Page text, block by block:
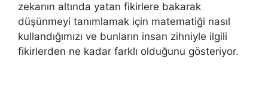
zekanın altında yatan fikirlere bakarak
düşünmeyi tanımlamak için matematiği nasıl
kullandığımızı ve bunların insan zihniyle ilgili
fikirlerden ne kadar farklı olduğunu gösteriyor.